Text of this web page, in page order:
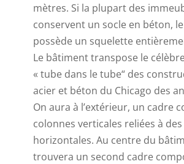
mètres. Si la plupart des
conservent un socle en béton,
possède un squelette
Le bâtiment transpose le
« tube dans le tube“ des
acier et béton du Chicago des
On aura à l’extérieur, un cadre
colonnes verticales reliées à
horizontales. Au centre du
trouvera un second cadre